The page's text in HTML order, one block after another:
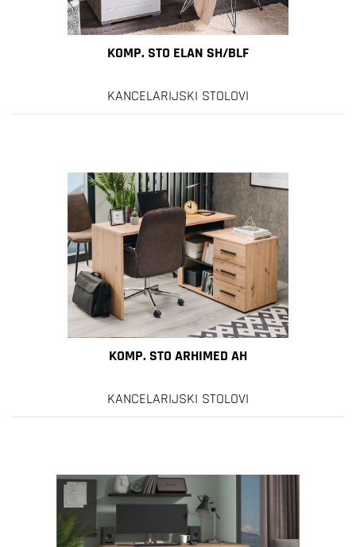
KOMP. STO ELAN SH/BLF
KANCELARIJSKI STOLOVI
KOMP. STO ARHIMED AH
KANCELARIJSKI STOLOVI